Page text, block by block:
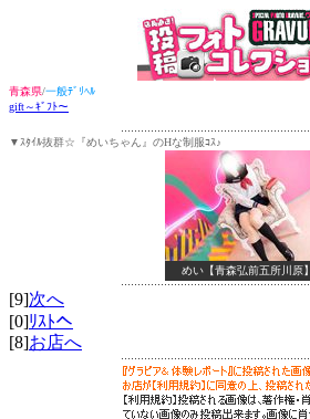
青森県/一般ﾃﾞﾘﾍﾙ
gift～ｷﾞﾌﾄ～
▼ｽﾀｲﾙ抜群☆『めいちゃん』のHな制服ｺｽ♪
めい【青森弘前五所川原】
[9]次へ
[0]ﾘｽﾄへ
[8]お店へ